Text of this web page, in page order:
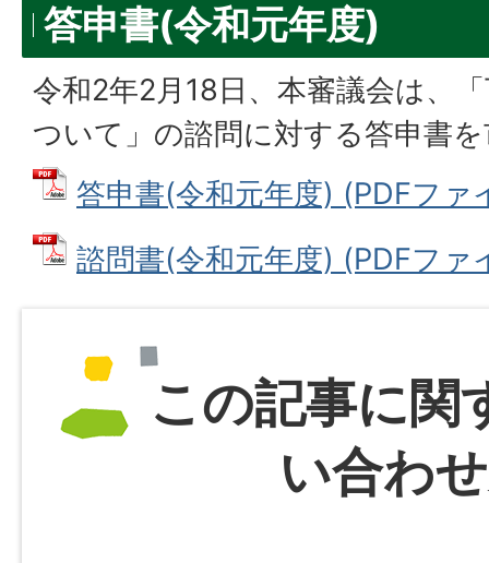
答申書(令和元年度)
令和2年2月18日、本審議会は、
ついて」の諮問に対する答申書
答申書(令和元年度) (PDFファ
諮問書(令和元年度) (PDFファ
この記事に関
い合わ